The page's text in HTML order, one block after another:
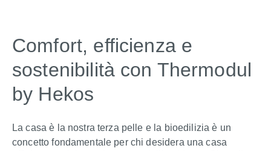
Comfort, efficienza e
sostenibilità con Thermodul
by Hekos
La casa è la nostra terza pelle e la bioedilizia è un
concetto fondamentale per chi desidera una casa